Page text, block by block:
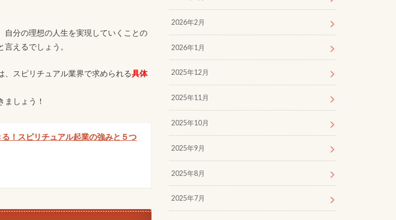
自分の理想の人生を実現していくことの
えるでしょう。
スピリチュアル業界で求められる具体
しょう！
！スピリチュアル起業の強みと５つ
2026年2月
2026年1月
2025年12月
2025年11月
2025年10月
2025年9月
2025年8月
2025年7月